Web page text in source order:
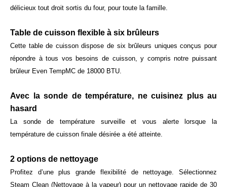
délicieux tout droit sortis du four, pour toute la famille.
Table de cuisson flexible à six brûleurs
Cette table de cuisson dispose de six brûleurs uniques conçus pour
répondre à tous vos besoins de cuisson, y compris notre puissant
brûleur Even TempMC de 18000 BTU.
Avec la sonde de température, ne cuisinez plus au
hasard
La sonde de température surveille et vous alerte lorsque la
température de cuisson finale désirée a été atteinte.
2 options de nettoyage
Profitez d’une plus grande flexibilité de nettoyage. Sélectionnez
Steam Clean (Nettoyage à la vapeur) pour un nettoyage rapide de 30